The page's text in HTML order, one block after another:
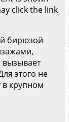
click the link
бирюзой
вызывает
этого не
в крупном